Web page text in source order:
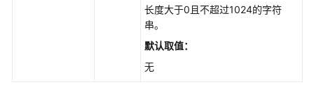
长度大于0且不超过1024的字符
串。
默认取值：
无